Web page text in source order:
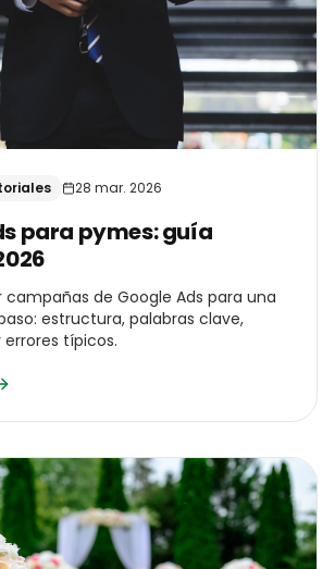
28 mar. 2026
para pymes: guía
de Google Ads para una
estructura, palabras clave,
típicos.